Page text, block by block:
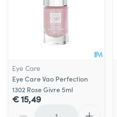
Eye Care
Eye Care Vao Perfection
1302 Rose Givre 5ml
€ 15,49